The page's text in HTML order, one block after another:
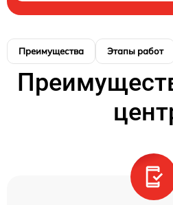
Преимущества Этапы работ